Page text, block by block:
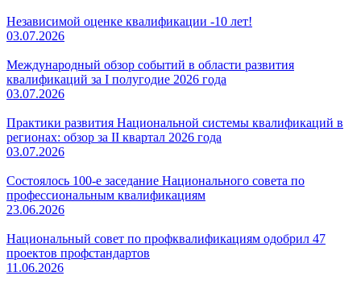
Независимой оценке квалификации -10 лет!
03.07.2026
Международный обзор событий в области развития
квалификаций за I полугодие 2026 года
03.07.2026
Практики развития Национальной системы квалификаций в
регионах: обзор за II квартал 2026 года
03.07.2026
Состоялось 100-е заседание Национального совета по
профессиональным квалификациям
23.06.2026
Национальный совет по профквалификациям одобрил 47
проектов профстандартов
11.06.2026